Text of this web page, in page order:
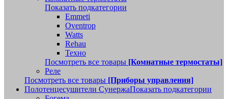
Показать подкатегории
Emmeti
Oventrop
Watts
Rehau
Техно
Посмотреть все товары [Комнатные термостаты]
Реле
Посмотреть все товары [Приборы управления]
Полотенцесушители СунержаПоказать подкатегории